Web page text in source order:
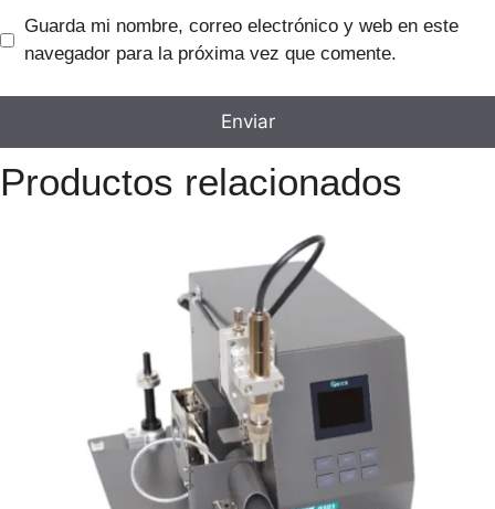
Guarda mi nombre, correo electrónico y web en este
navegador para la próxima vez que comente.
Productos relacionados